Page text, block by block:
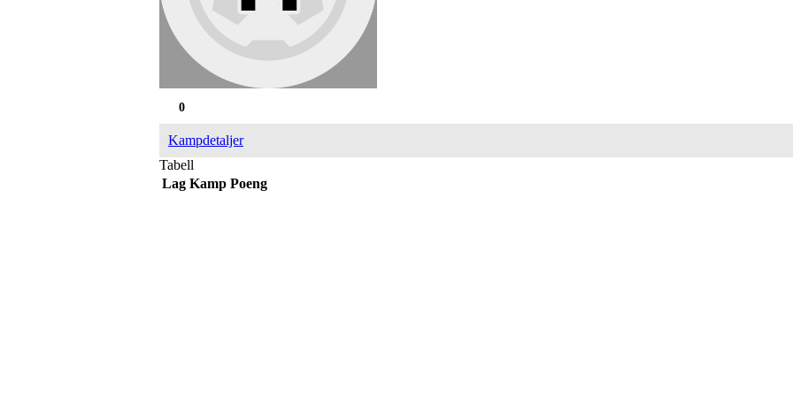
0
Kampdetaljer
Tabell
Lag Kamp Poeng